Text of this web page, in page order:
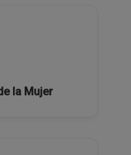
la Mujer